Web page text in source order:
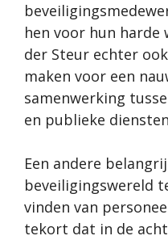
hen voor hun harde
der Steur echter
maken voor een
samenwerking
en publieke
Een andere
beveiligingswereld
vinden van
tekort dat in de